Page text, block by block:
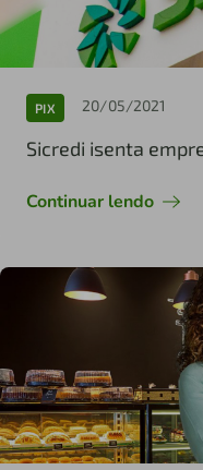
PIX 20/05/2021
Sicredi isenta
Continuar lendo